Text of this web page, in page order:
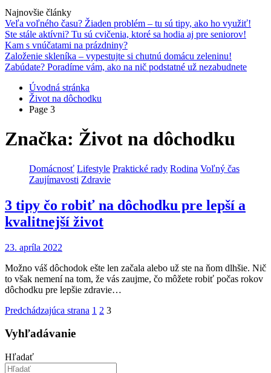
Najnovšie články
Veľa voľného času? Žiaden problém – tu sú tipy, ako ho využiť!
Ste stále aktívni? Tu sú cvičenia, ktoré sa hodia aj pre seniorov!
Kam s vnúčatami na prázdniny?
Založenie skleníka – vypestujte si chutnú domácu zeleninu!
Zabúdate? Poradíme vám, ako na nič podstatné už nezabudnete
Úvodná stránka
Život na dôchodku
Page 3
Značka: Život na dôchodku
Domácnosť Lifestyle Praktické rady Rodina Voľný čas
Zaujímavosti Zdravie
3 tipy čo robiť na dôchodku pre lepší a
kvalitnejší život
23. apríla 2022
Možno váš dôchodok ešte len začala alebo už ste na ňom dlhšie. Nič
to však nemení na tom, že vás zaujme, čo môžete robiť počas rokov
dôchodku pre lepšie zdravie…
Navigácia
v
článkoch
Predchádzajúca strana 1 2 3
Vyhľadávanie
Hľadať